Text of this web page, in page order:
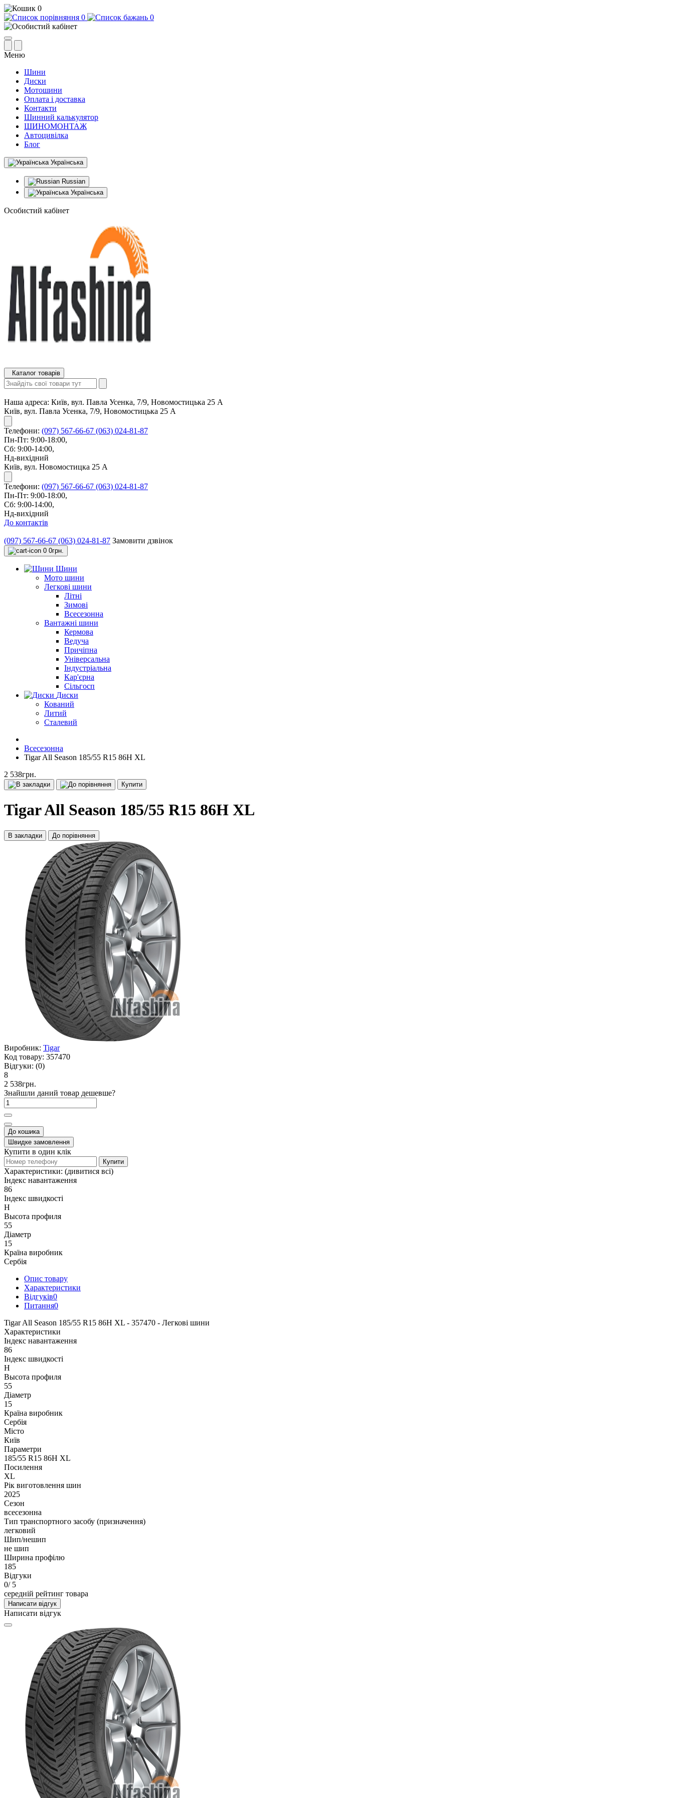
0
0
0
Меню
Шини
Диски
Мотошини
Оплата і доставка
Контакти
Шинний калькулятор
ШИНОМОНТАЖ
Автоцивілка
Блог
Українська
Russian
Українська
Особистий кабінет
Каталог товарів
Наша адреса: Київ, вул. Павла Усенка, 7/9, Новомостицька 25 А
Київ, вул. Павла Усенка, 7/9, Новомостицька 25 А
Телефони: (097) 567-66-67 (063) 024-81-87
Пн-Пт: 9:00-18:00,
Сб: 9:00-14:00,
Нд-вихідний
Київ, вул. Новомостицка 25 А
Телефони: (097) 567-66-67 (063) 024-81-87
Пн-Пт: 9:00-18:00,
Сб: 9:00-14:00,
Нд-вихідний
До контактів
(097) 567-66-67 (063) 024-81-87 Замовити дзвінок
0 0грн.
Шини
Мото шини
Легкові шини
Літні
Зимові
Всесезонна
Вантажні шини
Кермова
Ведуча
Причіпна
Універсальна
Індустріальна
Кар'єрна
Сільгосп
Диски
Кований
Литий
Сталевий
Всесезонна
Tigar All Season 185/55 R15 86H XL
2 538грн.
Купити
Tigar All Season 185/55 R15 86H XL
В закладки До порівняння
Виробник: Tigar
Код товару: 357470
Відгуки: (0)
8
2 538грн.
Знайшли даний товар дешевше?
До кошика
Швидке замовлення
Купити в один клік
Купити
Характеристики: (дивитися всі)
Індекс навантаження
86
Індекс швидкості
H
Высота профиля
55
Діаметр
15
Країна виробник
Сербія
Опис товару
Характеристики
Відгуків0
Питання0
Tigar All Season 185/55 R15 86H XL - 357470 - Легкові шини
Характеристики
Індекс навантаження
86
Індекс швидкості
H
Высота профиля
55
Діаметр
15
Країна виробник
Сербія
Місто
Київ
Параметри
185/55 R15 86H XL
Посилення
XL
Рік виготовлення шин
2025
Сезон
всесезонна
Тип транспортного засобу (призначення)
легковий
Шип/нешип
не шип
Ширина профілю
185
Відгуки
0/ 5
середній рейтинг товара
Написати відгук
Написати відгук